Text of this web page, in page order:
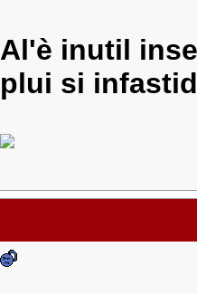
Al'è inutil
plui si